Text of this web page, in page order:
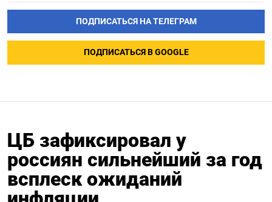
ПОДПИСАТЬСЯ НА ТЕЛЕГРАМ
ПОДПИСАТЬСЯ В GOOGLE
ЦБ зафиксировал у
россиян сильнейший за год
всплеск ожиданий